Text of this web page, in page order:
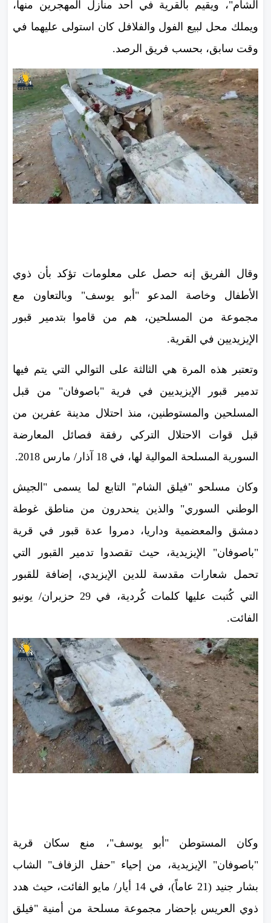
الشام"، ويقيم بالقرية في أحد منازل المهجرين منها،
ويملك محل لبيع الفول والفلافل كان استولى عليهما في
وقت سابق، بحسب فريق الرصد.
وقال الفريق إنه حصل على معلومات تؤكد بأن ذوي
الأطفال وخاصة المدعو "أبو يوسف" وبالتعاون مع
مجموعة من المسلحين، هم من قاموا بتدمير قبور
الإيزيديين في القرية.
وتعتبر هذه المرة هي الثالثة على التوالي التي يتم فيها
تدمير قبور الإيزيديين في فرية "باصوفان" من قبل
المسلحين والمستوطنين، منذ احتلال مدينة عفرين من
قبل قوات الاحتلال التركي رفقة فصائل المعارضة
السورية المسلحة الموالية لها، في 18 آذار/ مارس 2018.
وكان مسلحو "فيلق الشام" التابع لما يسمى "الجيش
الوطني السوري" والذين ينحدرون من مناطق غوطة
دمشق والمعضمية وداريا، دمروا عدة قبور في قرية
"باصوفان" الإيزيدية، حيث تقصدوا تدمير القبور التي
تحمل شعارات مقدسة للدين الإيزيدي، إضافة للقبور
التي كُتبت عليها كلمات كُردية، في 29 حزيران/ يونيو
الفائت.
وكان المستوطن "أبو يوسف"، منع سكان قرية
"باصوفان" الإيزيدية، من إحياء "حفل الزفاف" الشاب
بشار جنيد (21 عاماً)، في 14 أيار/ مايو الفائت، حيث هدد
ذوي العريس بإحضار مجموعة مسلحة من أمنية "فيلق